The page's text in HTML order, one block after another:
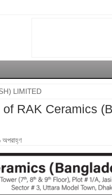
LIMITED
RAK Ceramics